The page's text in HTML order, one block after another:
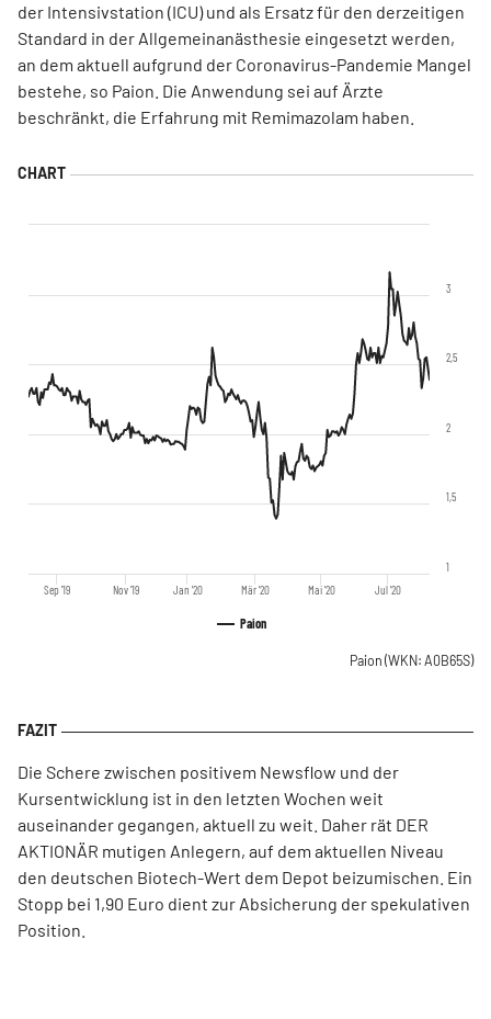
der Intensivstation (ICU) und als Ersatz für den derzeitigen
Standard in der Allgemeinanästhesie eingesetzt werden,
an dem aktuell aufgrund der Coronavirus-Pandemie Mangel
bestehe, so Paion. Die Anwendung sei auf Ärzte
beschränkt, die Erfahrung mit Remimazolam haben.
Paion
Sep '19 Nov '19 Jan '20 Mär '20 Mai '20 Jul '20
1
1,5
2
2,5
3
Paion (WKN: A0B65S)
Die Schere zwischen positivem Newsflow und der
Kursentwicklung ist in den letzten Wochen weit
auseinander gegangen, aktuell zu weit. Daher rät DER
AKTIONÄR mutigen Anlegern, auf dem aktuellen Niveau
den deutschen Biotech-Wert dem Depot beizumischen. Ein
Stopp bei 1,90 Euro dient zur Absicherung der spekulativen
Position.